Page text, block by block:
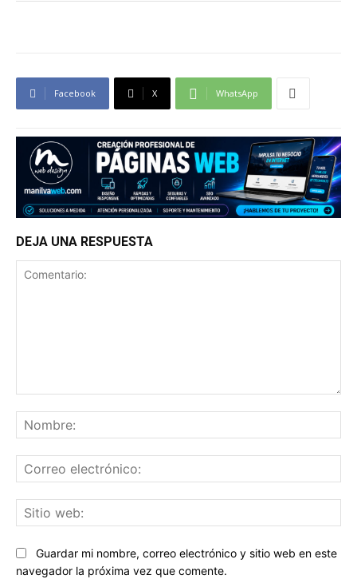
Facebook X WhatsApp
DEJA UNA RESPUESTA
Guardar mi nombre, correo electrónico y sitio web en este
navegador la próxima vez que comente.